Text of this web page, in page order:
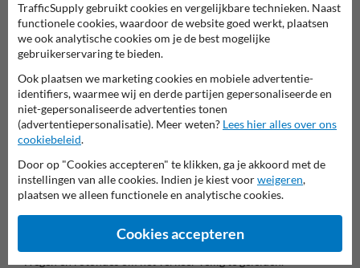
verkeersgeleiding en duidelijke afbakening. Dankzij het flexibele
kunststof buigt deze paal mee bij impact en veert hij direct terug in
zijn oorspronkelijke positie. De reflecterende zwart-witte markering
verhoogt de zichtbaarheid, zowel overdag als ‘s nachts.
Waarom kiezen voor de Verkeerszuil BB21?
✔ Flexibel en impactbestendig: buigt mee en veert direct terug.
✔ Reflecterend zwart-wit design: zorgt voor een professionele en
goed zichtbare afbakening.
✔ Onderhoudsvrij: lange levensduur zonder extra kosten.
✔ Eenvoudige installatie: geschikt voor diverse ondergronden.
Veelgebruikte toepassingen
Deze flexibele verkeerszuil wordt veel ingezet bij:
Parkeerterreinen en garages voor duidelijke rijbaanscheiding.
TrafficSupply gebruikt cookies en vergelijkbare technieken. Naast
functionele cookies, waardoor de website goed werkt, plaatsen
we ook analytische cookies om je de best mogelijke
gebruikerservaring te bieden.
Ook plaatsen we marketing cookies en mobiele advertentie-
identifiers, waarmee wij en derde partijen gepersonaliseerde en
niet-gepersonaliseerde advertenties tonen
(advertentiepersonalisatie). Meer weten? Lees hier alles over ons
cookiebeleid.
Door op "Cookies accepteren" te klikken, ga je akkoord met de
instellingen van alle cookies. Indien je kiest voorweigeren,
plaatsen we alleen functionele en analytische cookies.
Cookies accepteren